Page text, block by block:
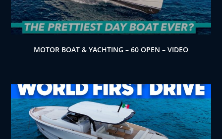
MOTOR BOAT & YACHTING – 60 OPEN – VIDEO